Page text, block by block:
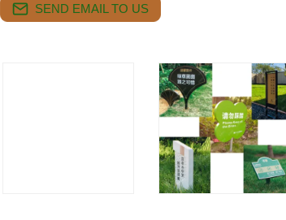
SEND EMAIL TO US